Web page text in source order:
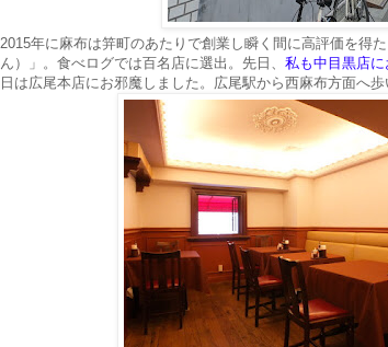
2015年に麻布は笄町のあたりで創業し瞬く間に高評価を得
ん）」。食べログでは百名店に選出。先日、 私も中目黒店
日は広尾本店にお邪魔しました。広尾駅から西麻布方面へ歩